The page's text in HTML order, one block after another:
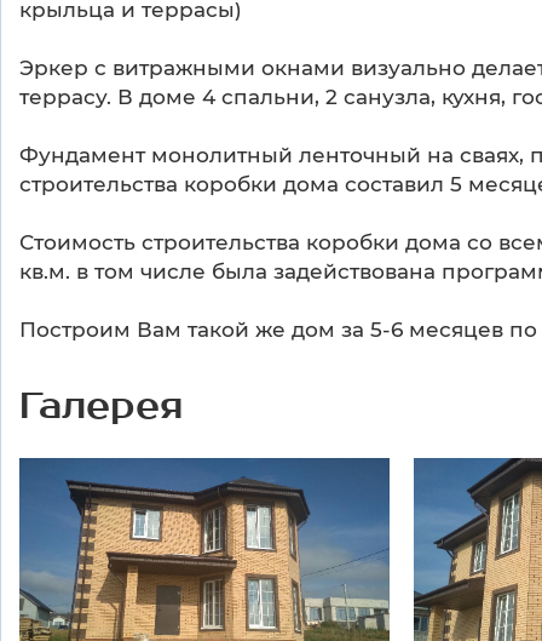
крыльца и террасы)
Эркер с витражными окнами визуально
террасу. В доме 4 спальни, 2 санузла, кухня,
Фундамент монолитный ленточный на сваях,
строительства коробки дома составил 5
Стоимость строительства коробки дома со
кв.м. в том числе была задействована
Построим Вам такой же дом за 5-6 месяцев
Галерея